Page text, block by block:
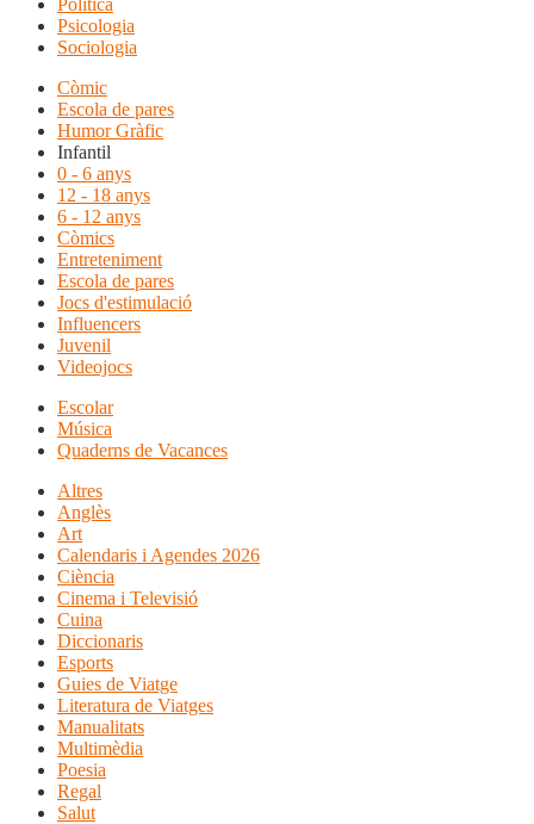
Política
Psicologia
Sociologia
Còmic
Escola de pares
Humor Gràfic
Infantil
0 - 6 anys
12 - 18 anys
6 - 12 anys
Còmics
Entreteniment
Escola de pares
Jocs d'estimulació
Influencers
Juvenil
Videojocs
Escolar
Música
Quaderns de Vacances
Altres
Anglès
Art
Calendaris i Agendes 2026
Ciència
Cinema i Televisió
Cuina
Diccionaris
Esports
Guies de Viatge
Literatura de Viatges
Manualitats
Multimèdia
Poesia
Regal
Salut